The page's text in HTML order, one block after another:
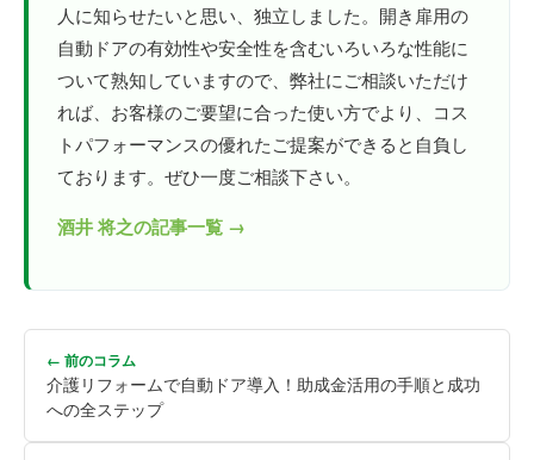
人に知らせたいと思い、独立しました。開き扉用の
自動ドアの有効性や安全性を含むいろいろな性能に
ついて熟知していますので、弊社にご相談いただけ
れば、お客様のご要望に合った使い方でより、コス
トパフォーマンスの優れたご提案ができると自負し
ております。ぜひ一度ご相談下さい。
酒井 将之の記事一覧 →
← 前のコラム
介護リフォームで自動ドア導入！助成金活用の手順と成功
への全ステップ